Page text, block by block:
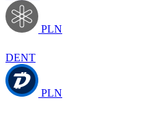
PLN
DENT
PLN